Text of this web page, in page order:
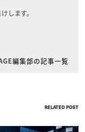
します。
編集部の記事一覧
RELATED POST